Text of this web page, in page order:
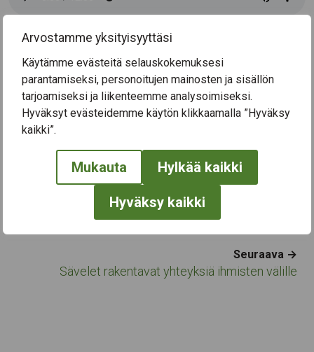
Arvostamme yksityisyyttäsi
Käytämme evästeitä selauskokemuksesi
parantamiseksi, personoitujen mainosten ja sisällön
tarjoamiseksi ja liikenteemme analysoimiseksi.
Hyväksyt evästeidemme käytön klikkaamalla ”Hyväksy
kaikki”.
Mukauta Hylkää kaikki
Hyväksy kaikki
kohtaamisistamme ikäihmisten kanssa. Jatkossa
podcastissa kohdataan myös vierailevia asiantuntijoita:
asukkaita, asiakkaita, yhteistyökumppaneita ja Soinnun
työntekijöitä mukaan keskusteluun.
Tule mukaan ja kuulolle!
Navigation
← Edellinen
Pirkanmaan Senioripalvelut jatkaa
yhteiskunnallisena yrityksenä
Seuraava →
Sävelet rakentavat yhteyksiä ihmisten välille